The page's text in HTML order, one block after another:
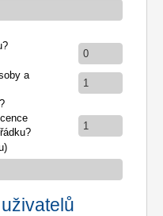
0
a
1
1